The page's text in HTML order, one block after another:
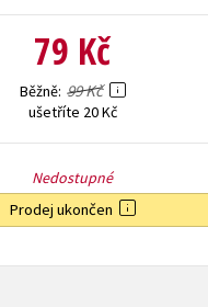
79 Kč
Běžně 99 Kč
ušetříte 20 Kč
Nedostupné
Prodej ukončen